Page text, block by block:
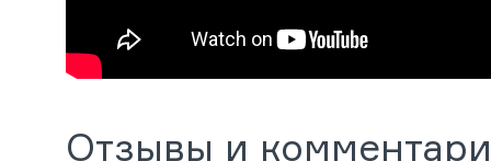
Отзывы и